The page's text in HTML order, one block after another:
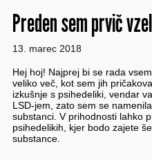
Preden sem prvič
13. marec 2018
Hej hoj! Najprej bi se rada
veliko več, kot sem jih
izkušnje s psihedeliki, vendar
LSD-jem, zato sem se
substanci. V prihodnosti lahko
psihedelikih, kjer bodo zajete
substance.